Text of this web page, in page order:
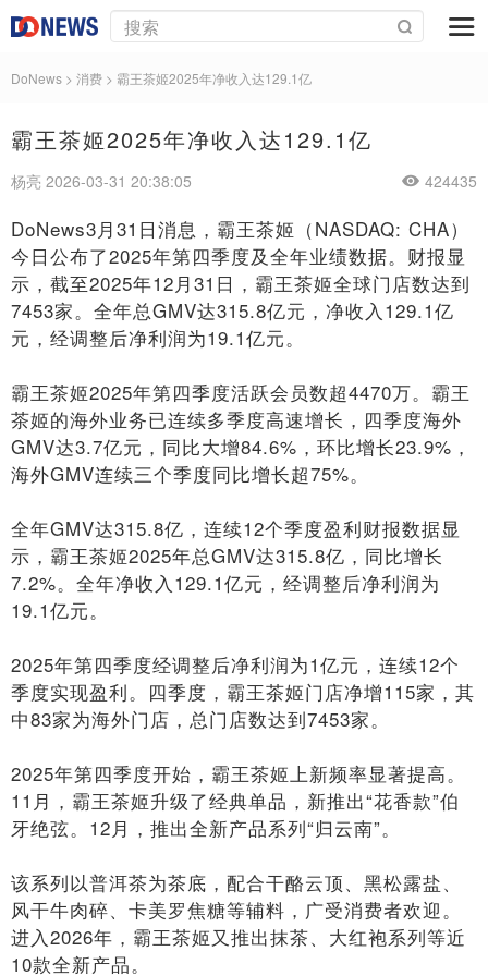
DoNews > 消费 > 霸王茶姬2025年净收入达129.1亿
霸王茶姬2025年净收入达129.1亿
杨亮 2026-03-31 20:38:05 424435
DoNews3月31日消息，霸王茶姬（NASDAQ: CHA）
今日公布了2025年第四季度及全年业绩数据。财报显
示，截至2025年12月31日，霸王茶姬全球门店数达到
7453家。全年总GMV达315.8亿元，净收入129.1亿
元，经调整后净利润为19.1亿元。
霸王茶姬2025年第四季度活跃会员数超4470万。霸王
茶姬的海外业务已连续多季度高速增长，四季度海外
GMV达3.7亿元，同比大增84.6%，环比增长23.9%，
海外GMV连续三个季度同比增长超75%。
全年GMV达315.8亿，连续12个季度盈利财报数据显
示，霸王茶姬2025年总GMV达315.8亿，同比增长
7.2%。全年净收入129.1亿元，经调整后净利润为
19.1亿元。
2025年第四季度经调整后净利润为1亿元，连续12个
季度实现盈利。四季度，霸王茶姬门店净增115家，其
中83家为海外门店，总门店数达到7453家。
2025年第四季度开始，霸王茶姬上新频率显著提高。
11月，霸王茶姬升级了经典单品，新推出“花香款”伯
牙绝弦。12月，推出全新产品系列“归云南”。
该系列以普洱茶为茶底，配合干酪云顶、黑松露盐、
风干牛肉碎、卡美罗焦糖等辅料，广受消费者欢迎。
进入2026年，霸王茶姬又推出抹茶、大红袍系列等近
10款全新产品。